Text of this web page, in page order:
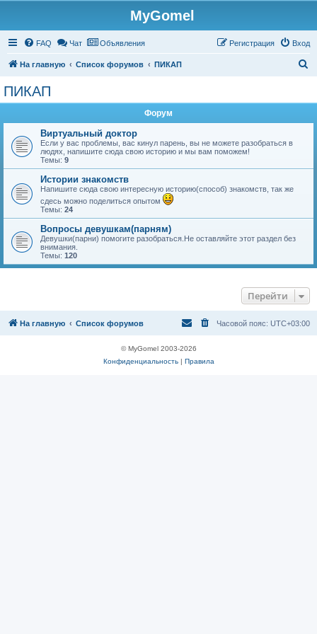
MyGomel
FAQ Чат Объявления Вход
Регистрация
На главную Список форумов ПИКАП
ПИКАП
Форум
Виртуальный доктор
Если у вас проблемы, вас кинул парень, вы не можете разобраться в
людях, напишите сюда свою историю и мы вам поможем!
Темы: 9
Истории знакомств
Напишите сюда свою интересную историю(способ) знакомств, так же
сдесь можно поделиться опытом
Темы: 24
Вопросы девушкам(парням)
Девушки(парни) помогите разобраться.Не оставляйте этот раздел без
внимания.
Темы: 120
Перейти
На главную Список форумов Часовой пояс: UTC+03:00
© MyGomel 2003-2026
Конфиденциальность| Правила